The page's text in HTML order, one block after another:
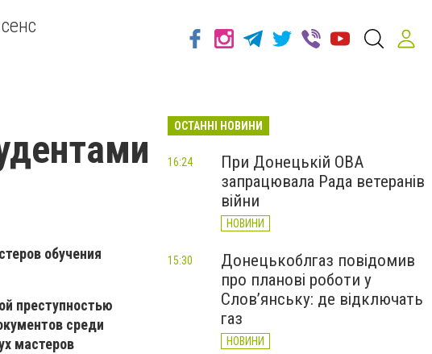
обучения
преступностью
среди
мастеров
ОСТАННІ НОВИНИ
При Донецькій ОВА
запрацювала Рада ветеранів
війни
НОВИНИ
16:24
Донецькоблгаз повідомив
про планові роботи у
Слов’янську: де відключать
газ
НОВИНИ
15:30